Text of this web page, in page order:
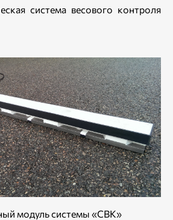
система весового контроля
модуль системы «СВК»